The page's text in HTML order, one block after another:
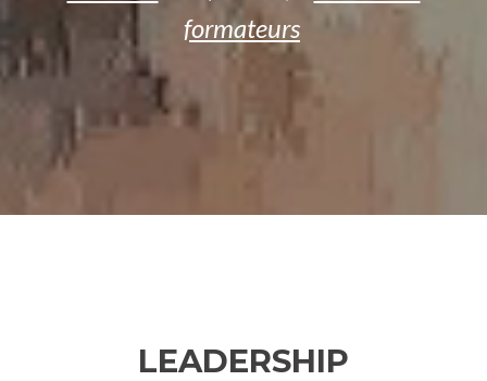
formateurs
LEADERSHIP